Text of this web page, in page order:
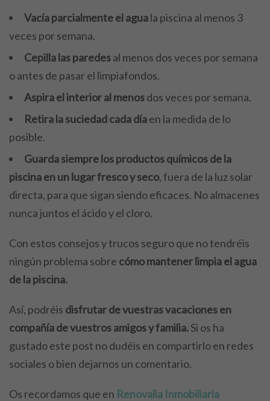
Vacía parcialmente el aguala piscina al menos 3
veces por semana.
Cepilla las paredesal menos dos veces por semana
o antes de pasar el limpiafondos.
Aspira el interior al menosdos veces por semana.
Retira la suciedad cada díaen la medida de lo
posible.
Guarda siempre los productos químicos de la
piscina en un lugar fresco y seco, fuera de la luz solar
directa, para que sigan siendo eficaces. No almacenes
nunca juntos el ácido y el cloro.
Con estos consejos y trucos seguro que no tendréis
ningún problema sobre cómo mantener limpia el agua
de la piscina.
Así, podréis disfrutar de vuestras vacaciones en
compañía de vuestros amigos y familia.Si os ha
gustado este post no dudéis en compartirlo en redes
sociales o bien dejarnos un comentario.
Os recordamos que en Renovalia Inmobiliaria